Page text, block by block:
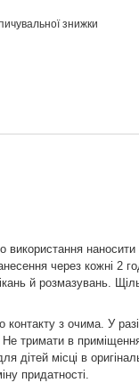
знижки
використання
через кожні 2
й розмазувань.
контакту з очима. У
Не тримати в
дітей місці в
придатності.